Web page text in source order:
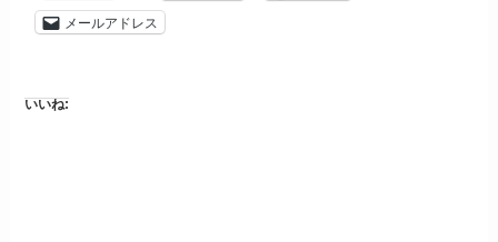
メールアドレス
いいね: